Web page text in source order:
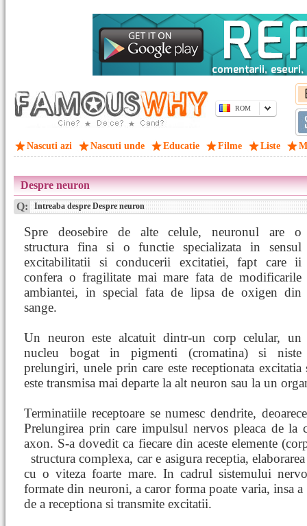
ROM
Nascuti azi Nascuti unde Educatie Filme Liste
Despre neuron
Q: Intreaba despre Despre neuron
Spre deosebire de alte celule, neuronul are o
structura fina si o functie specializata in sensul
excitabilitatii si conducerii excitatiei, fapt care ii
confera o fragilitate mai mare fata de modificarile
ambiantei, in special fata de lipsa de oxigen din
sange.
Un neuron este alcatuit dintr-un corp celular, un
nucleu bogat in pigmenti (cromatina) si niste
prelungiri, unele prin care este receptionata
este transmisa mai departe la alt neuron sau la un
Terminatiile receptoare se numesc dendrite,
Prelungirea prin care impulsul nervos pleaca de la
axon. S-a dovedit ca fiecare din aceste elemente
structura complexa, care asigura receptia,
cu o viteza foarte mare. In cadrul sistemului
formate din neuroni, a caror forma poate varia, insa a
de a receptiona si transmite excitatii.